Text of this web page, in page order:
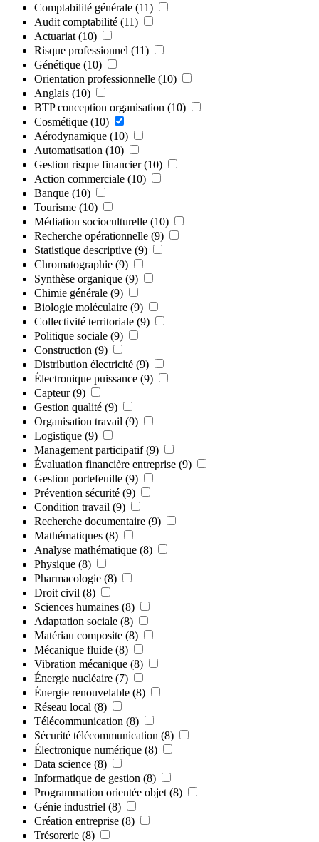
Comptabilité générale (11)
Audit comptabilité (11)
Actuariat (10)
Risque professionnel (11)
Génétique (10)
Orientation professionnelle (10)
Anglais (10)
BTP conception organisation (10)
Cosmétique (10)
Aérodynamique (10)
Automatisation (10)
Gestion risque financier (10)
Action commerciale (10)
Banque (10)
Tourisme (10)
Médiation socioculturelle (10)
Recherche opérationnelle (9)
Statistique descriptive (9)
Chromatographie (9)
Synthèse organique (9)
Chimie générale (9)
Biologie moléculaire (9)
Collectivité territoriale (9)
Politique sociale (9)
Construction (9)
Distribution électricité (9)
Électronique puissance (9)
Capteur (9)
Gestion qualité (9)
Organisation travail (9)
Logistique (9)
Management participatif (9)
Évaluation financière entreprise (9)
Gestion portefeuille (9)
Prévention sécurité (9)
Condition travail (9)
Recherche documentaire (9)
Mathématiques (8)
Analyse mathématique (8)
Physique (8)
Pharmacologie (8)
Droit civil (8)
Sciences humaines (8)
Adaptation sociale (8)
Matériau composite (8)
Mécanique fluide (8)
Vibration mécanique (8)
Énergie nucléaire (7)
Énergie renouvelable (8)
Réseau local (8)
Télécommunication (8)
Sécurité télécommunication (8)
Électronique numérique (8)
Data science (8)
Informatique de gestion (8)
Programmation orientée objet (8)
Génie industriel (8)
Création entreprise (8)
Trésorerie (8)